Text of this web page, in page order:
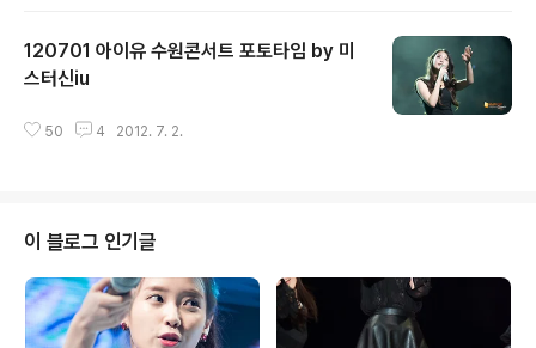
120701 아이유 수원콘서트 포토타임 by 미
스터신iu
50 4 2012. 7. 2.
이 블로그 인기글